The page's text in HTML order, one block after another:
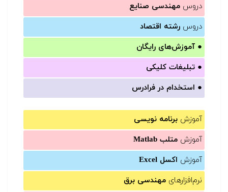
دروس مهندسی صنایع
دروس رشته اقتصاد
● آموزش‌های رایگان
● تبلیغات کلیکی
● استخدام در فرادرس
آموزش برنامه نویسی
آموزش متلب Matlab
آموزش اکسل Excel
نرم‌افزارهای مهندسی برق